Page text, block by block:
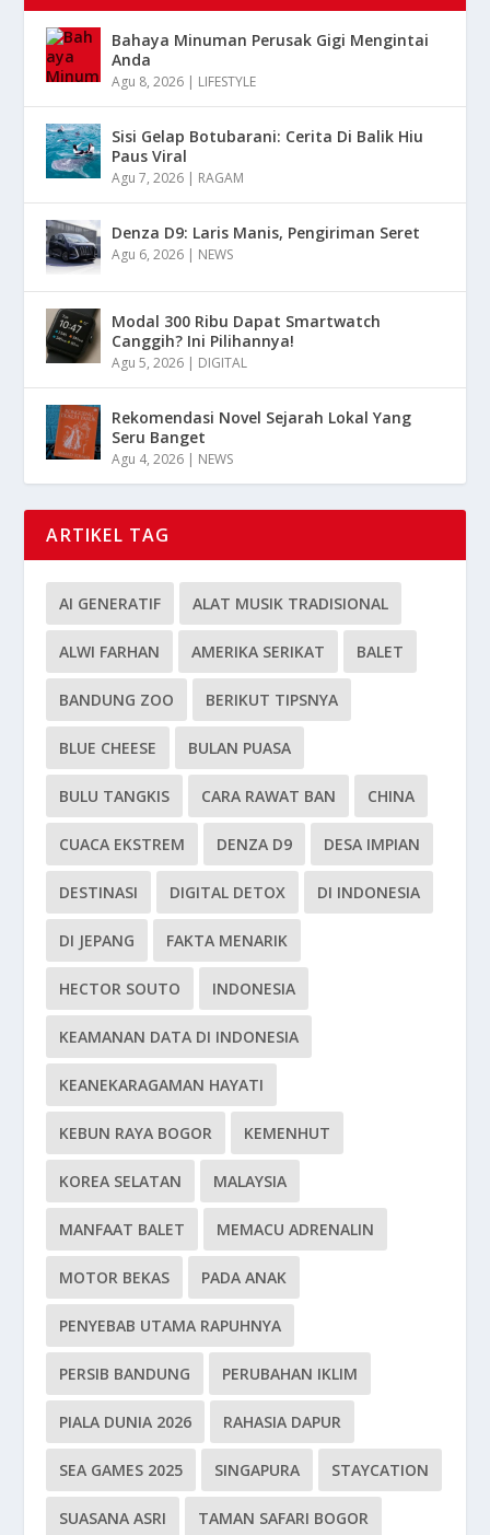
Bahaya Minuman Perusak Gigi Mengintai
Anda
Agu 8, 2026 | LIFESTYLE
Sisi Gelap Botubarani: Cerita Di Balik Hiu
Paus Viral
Agu 7, 2026 | RAGAM
Denza D9: Laris Manis, Pengiriman Seret
Agu 6, 2026 | NEWS
Modal 300 Ribu Dapat Smartwatch
Canggih? Ini Pilihannya!
Agu 5, 2026 | DIGITAL
Rekomendasi Novel Sejarah Lokal Yang
Seru Banget
Agu 4, 2026 | NEWS
ARTIKEL TAG
AI GENERATIF ALAT MUSIK TRADISIONAL
ALWI FARHAN AMERIKA SERIKAT BALET
BANDUNG ZOO BERIKUT TIPSNYA
BLUE CHEESE BULAN PUASA
BULU TANGKIS CARA RAWAT BAN CHINA
CUACA EKSTREM DENZA D9 DESA IMPIAN
DESTINASI DIGITAL DETOX DI INDONESIA
DI JEPANG FAKTA MENARIK
HECTOR SOUTO INDONESIA
KEAMANAN DATA DI INDONESIA
KEANEKARAGAMAN HAYATI
KEBUN RAYA BOGOR KEMENHUT
KOREA SELATAN MALAYSIA
MANFAAT BALET MEMACU ADRENALIN
MOTOR BEKAS PADA ANAK
PENYEBAB UTAMA RAPUHNYA
PERSIB BANDUNG PERUBAHAN IKLIM
PIALA DUNIA 2026 RAHASIA DAPUR
SEA GAMES 2025 SINGAPURA STAYCATION
SUASANA ASRI TAMAN SAFARI BOGOR